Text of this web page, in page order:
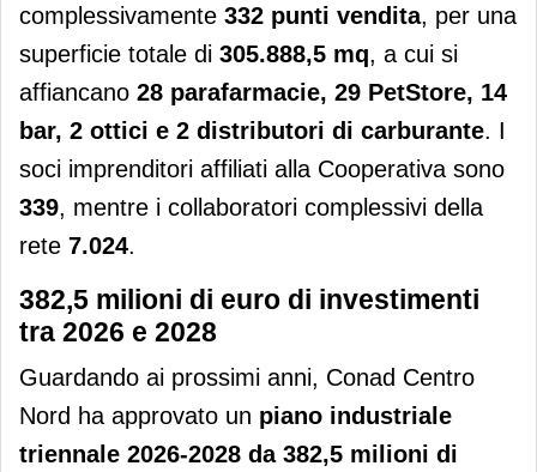
complessivamente 332 punti vendita, per una
superficie totale di 305.888,5 mq, a cui si
affiancano 28 parafarmacie, 29 PetStore, 14
bar, 2 ottici e 2 distributori di carburante. I
soci imprenditori affiliati alla Cooperativa sono
339, mentre i collaboratori complessivi della
rete 7.024.
382,5 milioni di euro di investimenti
tra 2026 e 2028
Guardando ai prossimi anni, Conad Centro
Nord ha approvato un piano industriale
triennale 2026-2028 da 382,5 milioni di